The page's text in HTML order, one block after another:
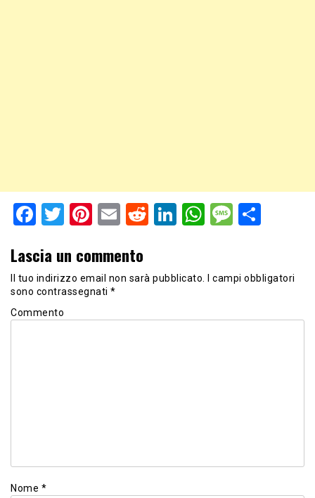
Facebook
Twitter
Pinterest
EmailRedditLinkedIn
WhatsApp
Lascia un commento
Il tuo indirizzo email non sarà pubblicato.
I campi obbligatori
sono contrassegnati *
Commento
Nome *